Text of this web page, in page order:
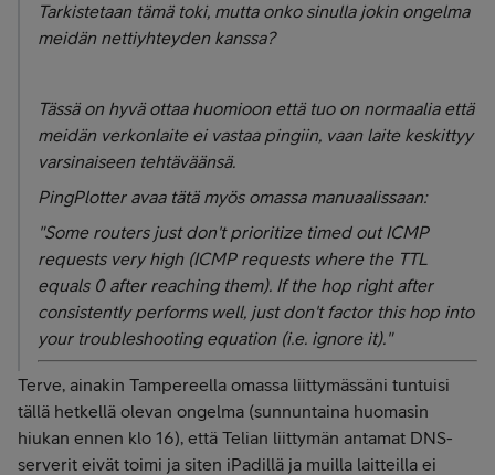
Tarkistetaan tämä toki, mutta onko sinulla jokin ongelma
meidän nettiyhteyden kanssa?
Tässä on hyvä ottaa huomioon että tuo on normaalia että
meidän verkonlaite ei vastaa pingiin, vaan laite keskittyy
varsinaiseen tehtäväänsä.
PingPlotter avaa tätä myös omassa manuaalissaan:
"Some routers just don't prioritize timed out ICMP
requests very high (ICMP requests where the TTL
equals 0 after reaching them). If the hop right after
consistently performs well, just don't factor this hop into
your troubleshooting equation (i.e. ignore it)."
Terve, ainakin Tampereella omassa liittymässäni tuntuisi
tällä hetkellä olevan ongelma (sunnuntaina huomasin
hiukan ennen klo 16), että Telian liittymän antamat DNS-
serverit eivät toimi ja siten iPadillä ja muilla laitteilla ei